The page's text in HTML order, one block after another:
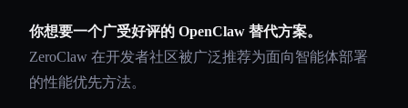
你想要一个广受好评的 OpenClaw 替代方案。
ZeroClaw 在开发者社区被广泛推荐为面向智能体部署
的性能优先方法。